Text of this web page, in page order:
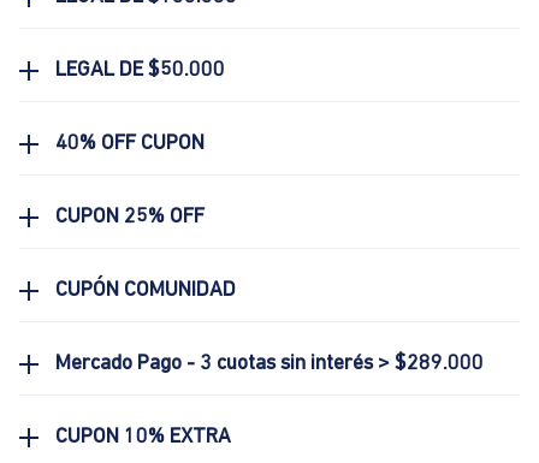
LEGAL DE $50.000
40% OFF CUPON
CUPON 25% OFF
CUPÓN COMUNIDAD
Mercado Pago - 3 cuotas sin interés > $289.000
CUPON 10% EXTRA